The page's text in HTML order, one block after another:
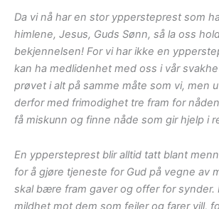
Da vi nå har en stor yppersteprest som
himlene, Jesus, Guds Sønn, så la oss
bekjennelsen! For vi har ikke en
kan ha medlidenhet med oss i vår
prøvet i alt på samme måte som vi, men
derfor med frimodighet tre fram for
få miskunn og finne nåde som gir hjelp i
En yppersteprest blir alltid tatt blant
for å gjøre tjeneste for Gud på vegne av
skal bære fram gaver og offer for synder.
mildhet mot dem som feiler og farer vill,